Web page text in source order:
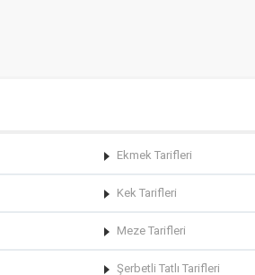
Ekmek Tarifleri
Kek Tarifleri
Meze Tarifleri
Şerbetli Tatlı Tarifleri